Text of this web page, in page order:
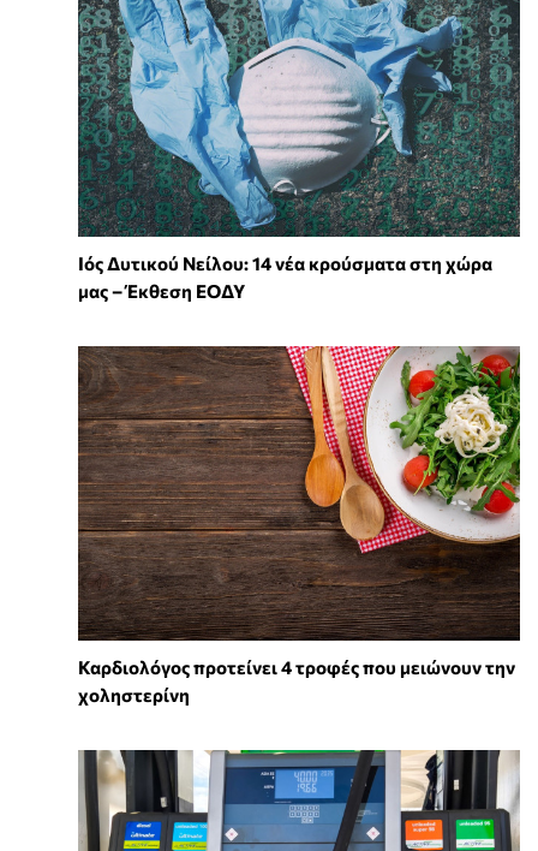
Ιός Δυτικού Νείλου: 14 νέα κρούσματα στη χώρα
μας – Έκθεση ΕΟΔΥ
Καρδιολόγος προτείνει 4 τροφές που μειώνουν την
χοληστερίνη